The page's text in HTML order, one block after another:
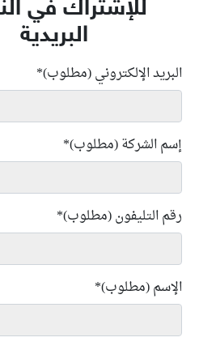
للإشتراك في
البريدية
البريد الإلكتروني (مطلوب)*
إسم الشركة (مطلوب)*
رقم التليفون (مطلوب)*
الإسم (مطلوب)*